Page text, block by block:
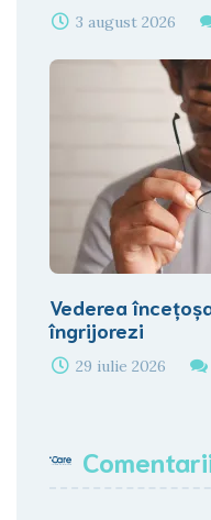
3 august 2026
Vederea
îngrijorezi
29 iulie 2026